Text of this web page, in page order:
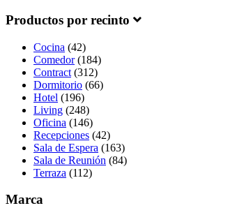
Productos por recinto
Cocina (42)
Comedor(184)
Contract (312)
Dormitorio (66)
Hotel (196)
Living (248)
Oficina (146)
Recepciones (42)
Sala de Espera (163)
Sala de Reunión (84)
Terraza (112)
Marca